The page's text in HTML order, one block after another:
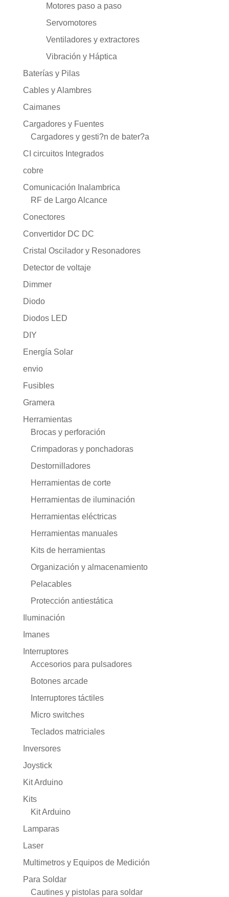
Motores paso a paso
Servomotores
Ventiladores y extractores
Vibración y Háptica
Baterías y Pilas
Cables y Alambres
Caimanes
Cargadores y Fuentes
Cargadores y gesti?n de bater?a
CI circuitos Integrados
cobre
Comunicación Inalambrica
RF de Largo Alcance
Conectores
Convertidor DC DC
Cristal Oscilador y Resonadores
Detector de voltaje
Dimmer
Diodo
Diodos LED
DIY
Energía Solar
envio
Fusibles
Gramera
Herramientas
Brocas y perforación
Crimpadoras y ponchadoras
Destornilladores
Herramientas de corte
Herramientas de iluminación
Herramientas eléctricas
Herramientas manuales
Kits de herramientas
Organización y almacenamiento
Pelacables
Protección antiestática
Iluminación
Imanes
Interruptores
Accesorios para pulsadores
Botones arcade
Interruptores táctiles
Micro switches
Teclados matriciales
Inversores
Joystick
Kit Arduino
Kits
Kit Arduino
Lamparas
Laser
Multimetros y Equipos de Medición
Para Soldar
Cautines y pistolas para soldar